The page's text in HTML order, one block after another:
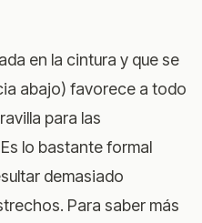
en la cintura y que se
abajo) favorece a todo
para las
lo bastante formal
demasiado
Para saber más